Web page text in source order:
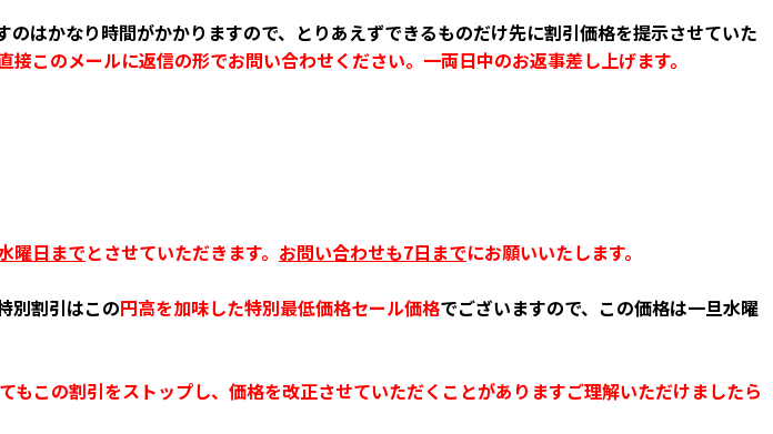
はかなり時間がかかりますので、とりあえずできるものだけ先に割引価格を提示させていた
このメールに返信の形でお問い合わせください。一両日中のお返事差し上げます。
曜日までとさせていただきます。 お問い合わせも7日までにお願いいたします。
別割引はこの円高を加味した特別最低価格セール価格でございますので、この価格は一旦水曜
この割引をストップし、価格を改正させていただくことがありますご理解いただけましたら